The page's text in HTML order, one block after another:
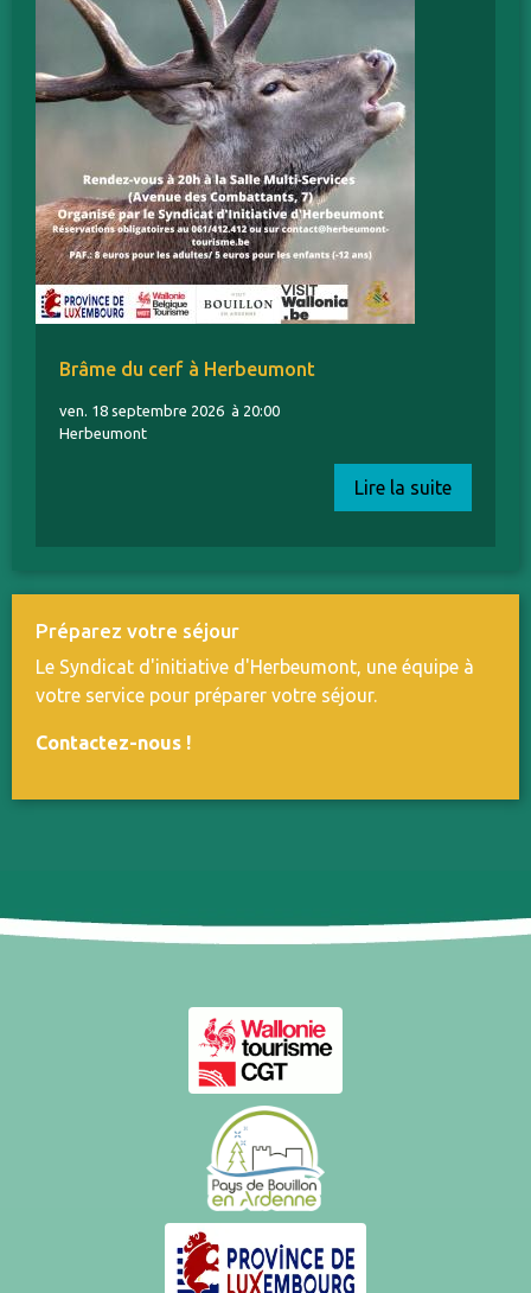
Brâme du cerf à Herbeumont
ven. 18 septembre 2026 à 20:00
Herbeumont
Lire la suite
Préparez votre séjour
Le Syndicat d'initiative d'Herbeumont, une équipe à
votre service pour préparer votre séjour.
Contactez-nous !